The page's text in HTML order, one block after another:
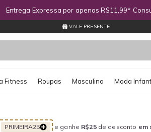
Entrega Expressa por apenas R$11,99*
VALE PRESENTE
Masculino Moda
Roupas
Fitness
PRIMEIRA25 e ganhe R$25de desconto em